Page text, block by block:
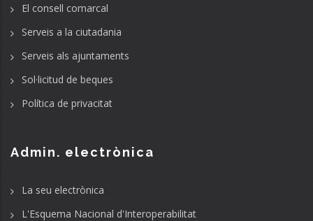
El consell comarcal
Serveis a la ciutadania
Serveis als ajuntaments
Sol·licitud de beques
Política de privacitat
Admin. electrònica
La seu electrònica
L'Esquema Nacional d'Interoperabilitat